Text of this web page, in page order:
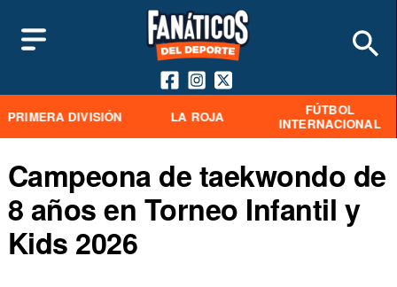
PRIMERA DIVISIÓN LA ROJA
FÚTBOL
INTERNACIONAL
Campeona de taekwondo de
8 años en Torneo Infantil y
Kids 2026